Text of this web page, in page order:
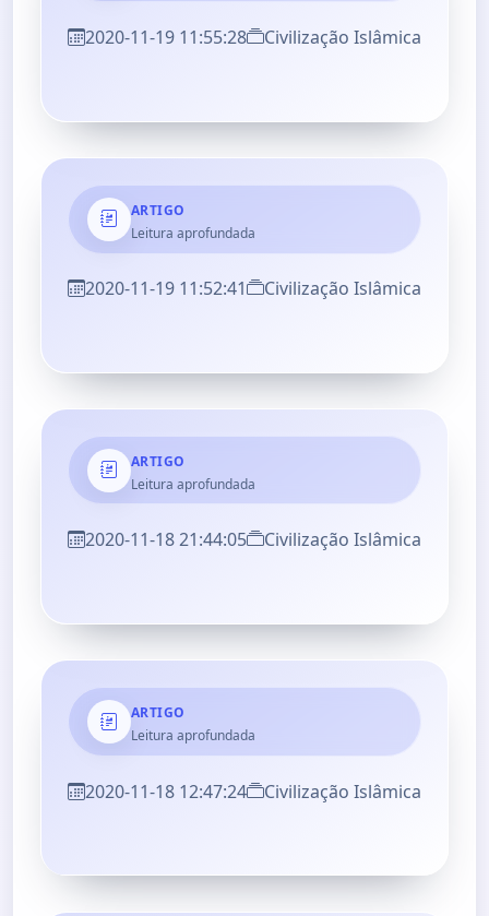
2020-11-19 11:55:28 Civilização Islâmica
ARTIGO
Leitura aprofundada
2020-11-19 11:52:41 Civilização Islâmica
ARTIGO
Leitura aprofundada
2020-11-18 21:44:05 Civilização Islâmica
ARTIGO
Leitura aprofundada
2020-11-18 12:47:24 Civilização Islâmica